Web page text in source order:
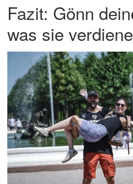
Fazit: Gönn
was sie